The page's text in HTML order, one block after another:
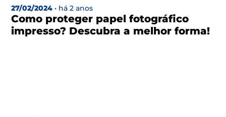
Como proteger papel fotográfico
impresso? Descubra a melhor forma!
27/02/2024 • há 2 anos